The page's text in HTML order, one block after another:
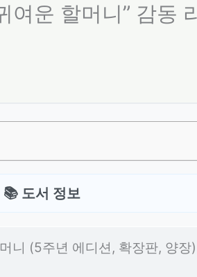
여운 할머니” 감동
📚 도서 정보
니 (5주년 에디션, 확장판, 양장